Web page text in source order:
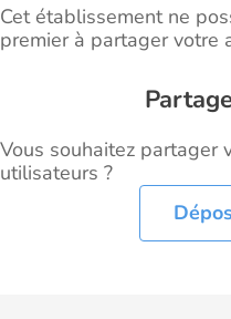
Cet établissement ne
premier à partager votre
Vous souhaitez partager
utilisateurs ?